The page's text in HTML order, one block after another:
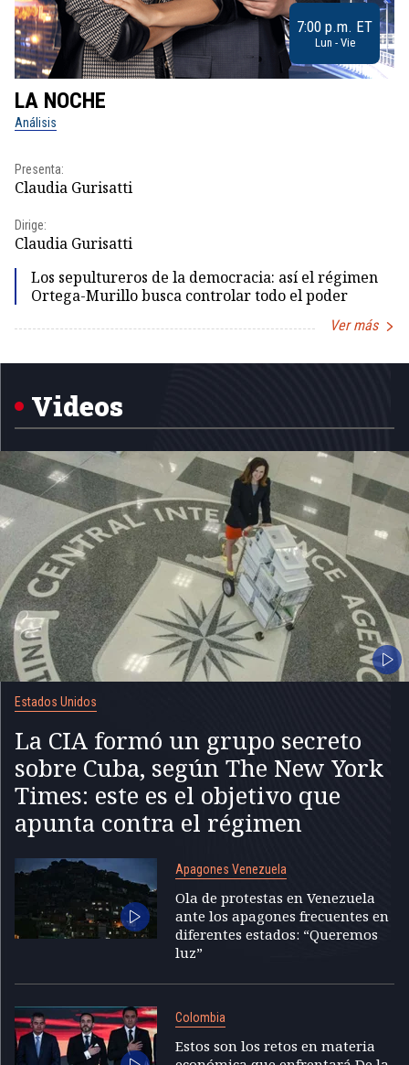
7:00 p.m. ET
Lun - Vie
LA NOCHE
Análisis
Presenta:
Claudia Gurisatti
Dirige:
Claudia Gurisatti
Los sepultureros de la democracia: así el régimen
Ortega-Murillo busca controlar todo el poder
Ver más
1
Videos
Estados Unidos
La CIA formó un grupo secreto
sobre Cuba, según The New York
Times: este es el objetivo que
apunta contra el régimen
Apagones Venezuela
Ola de protestas en Venezuela
ante los apagones frecuentes en
diferentes estados: “Queremos
luz”
Colombia
Estos son los retos en materia